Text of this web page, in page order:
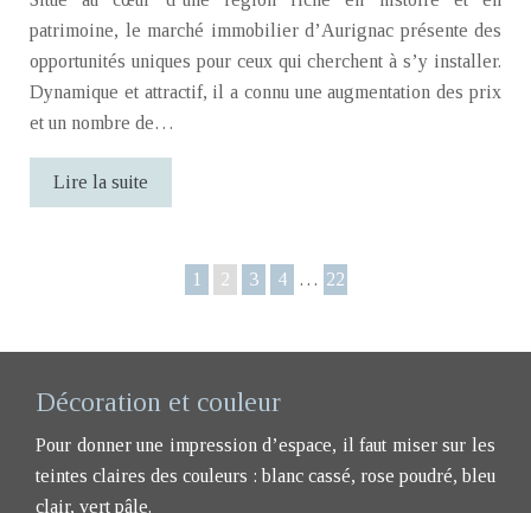
patrimoine, le marché immobilier d’Aurignac présente des
opportunités uniques pour ceux qui cherchent à s’y installer.
Dynamique et attractif, il a connu une augmentation des prix
et un nombre de…
Lire la suite
1 2 3 4 … 22
Décoration et couleur
Pour donner une impression d’espace, il faut miser sur les
teintes claires des couleurs : blanc cassé, rose poudré, bleu
clair, vert pâle.